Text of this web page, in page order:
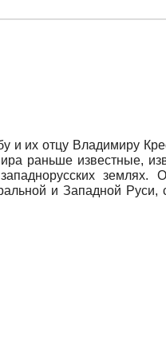
и их отцу Владимиру
раньше известные,
землях.
и Западной Руси,